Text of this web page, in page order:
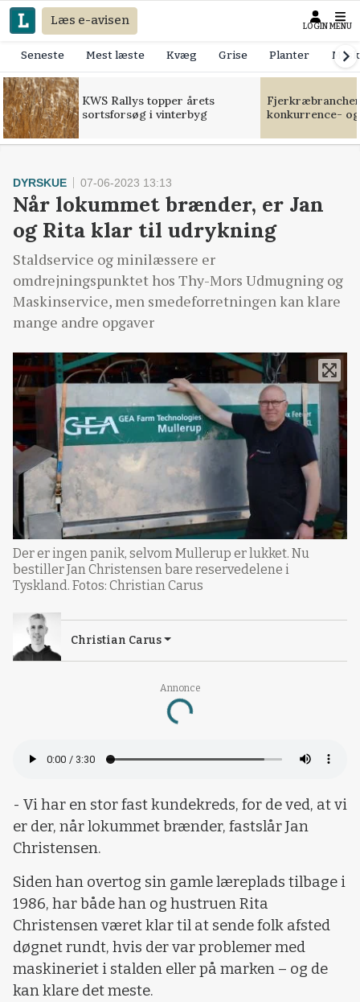
Læs e-avisen LOGIN MENU
Seneste Mest læste Kvæg Grise Planter
KWS Rallys topper årets
sortsforsøg i vinterbyg
konkurrence-
Annonce
Loading...
DYRSKUE 07-06-2023 13:13
Når lokummet brænder, er Jan
og Rita klar til udrykning
Staldservice og minilæssere er
omdrejningspunktet hos Thy-Mors Udmugning og
Maskinservice, men smedeforretningen kan klare
mange andre opgaver
Der er ingen panik, selvom Mullerup er lukket. Nu
bestiller Jan Christensen bare reservedelene i
Tyskland. Fotos: Christian Carus
Christian Carus
- Vi har en stor fast kundekreds, for de ved, at vi
er der, når lokummet brænder, fastslår Jan
Christensen.
Siden han overtog sin gamle læreplads tilbage i
1986, har både han og hustruen Rita
Christensen været klar til at sende folk afsted
døgnet rundt, hvis der var problemer med
maskineriet i stalden eller på marken – og de
kan klare det meste.